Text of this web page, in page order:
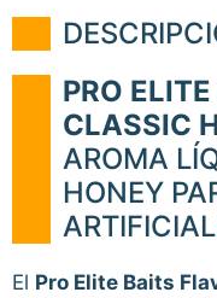
PRO
CLASSIC
AROMA
HONEY
El Pro Elite Baits